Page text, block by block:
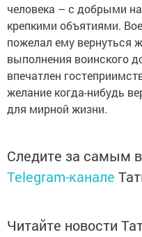
человека – с добрыми
крепкими объятиями.
пожелал ему
выполнения воинского
впечатлен
желание когда-нибудь
для мирной жизни.
Следите за самым
Telegram-канале
Читайте новости